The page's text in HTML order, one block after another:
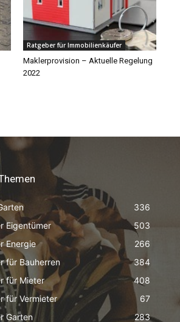
336
Eigentümer
503
Energie
266
für Bauherren
384
für Mieter
408
für Vermieter
67
Garten
283